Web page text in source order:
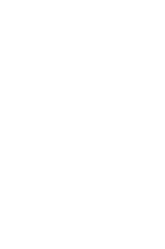
khi sử dụng, đảm
bề mặt mạ Niken.
vật liệu cần kẹp vào
để nhả vật liệu ra.